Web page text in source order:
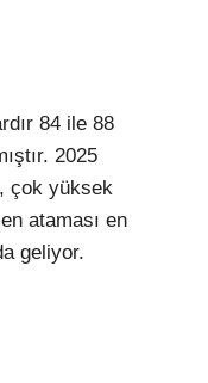
84 ile 88
2025
çok yüksek
ataması en
geliyor.